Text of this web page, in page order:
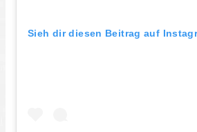
Sieh dir diesen Beitrag auf